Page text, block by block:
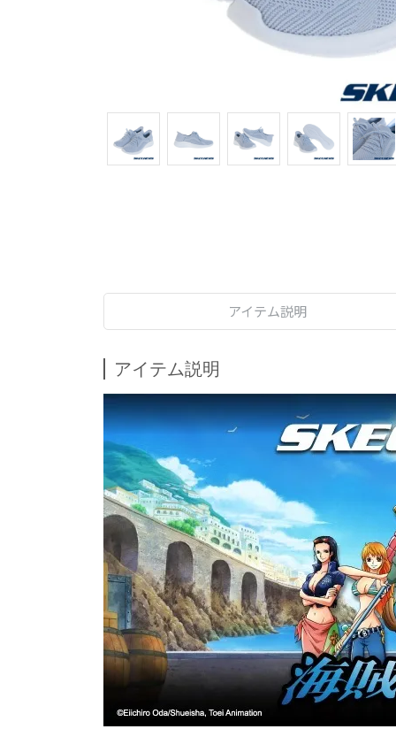
アイテム説明
アイテム説明